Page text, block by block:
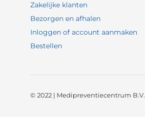
Zakelijke klanten
Bezorgen en afhalen
Inloggen of account aanmaken
Bestellen
© 2022 | Medipreventiecentrum B.V.